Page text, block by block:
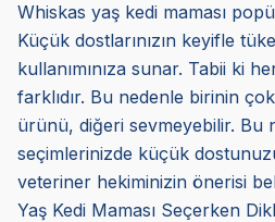
Whiskas yaş kedi maması
Küçük dostlarınızın keyifle
kullanımınıza sunar. Tabii ki
farklıdır. Bu nedenle birinin
ürünü, diğeri sevmeyebilir. Bu
seçimlerinizde küçük
veteriner hekiminizin önerisi
Yaş Kedi Maması Seçerken